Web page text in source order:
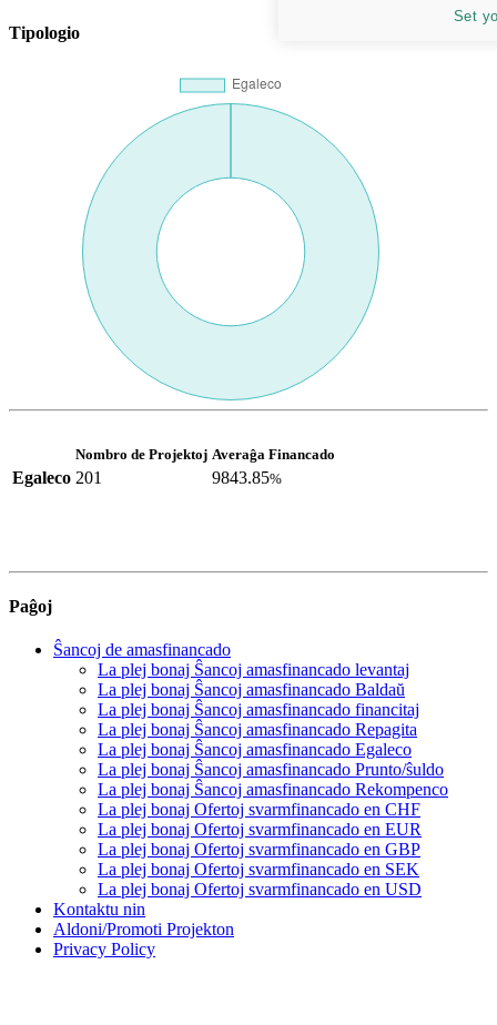
Tipologio
Nombro de Projektoj Averaĝa Financado
Egaleco 201 9843.85%
Paĝoj
Ŝancoj de amasfinancado
La plej bonaj Ŝancoj amasfinancado levantaj
La plej bonaj Ŝancoj amasfinancado Baldaŭ
La plej bonaj Ŝancoj amasfinancado financitaj
La plej bonaj Ŝancoj amasfinancado Repagita
La plej bonaj Ŝancoj amasfinancado Egaleco
La plej bonaj Ŝancoj amasfinancado Prunto/ŝuldo
La plej bonaj Ŝancoj amasfinancado Rekompenco
La plej bonaj Ofertoj svarmfinancado en CHF
La plej bonaj Ofertoj svarmfinancado en EUR
La plej bonaj Ofertoj svarmfinancado en GBP
La plej bonaj Ofertoj svarmfinancado en SEK
La plej bonaj Ofertoj svarmfinancado en USD
Kontaktu nin
Aldoni/Promoti Projekton
Privacy Policy
Set